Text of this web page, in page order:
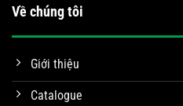
Về chúng tôi
Giới thiệu
Catalogue